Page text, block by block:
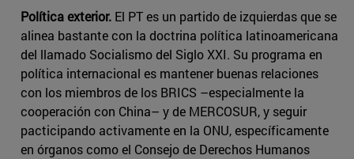
Política exterior. El PT es un partido de izquierdas que se
alinea bastante con la doctrina política latinoamericana
del llamado Socialismo del Siglo XXI. Su programa en
política internacional es mantener buenas relaciones
con los miembros de los BRICS –especialmente la
cooperación con China– y de MERCOSUR, y seguir
pacticipando activamente en la ONU, específicamente
en órganos como el Consejo de Derechos Humanos